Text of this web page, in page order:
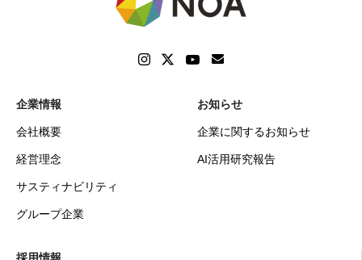
企業情報
会社概要
経営理念
サスティナビリティ
グループ企業
お知らせ
企業に関するお知らせ
AI活用研究報告